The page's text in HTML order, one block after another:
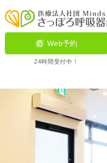
Web予約
24時間受付中！